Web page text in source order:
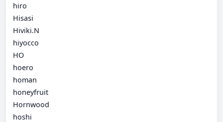
hiro
Hisasi
Hiviki.N
hiyocco
HO
hoero
homan
honeyfruit
Hornwood
hoshi